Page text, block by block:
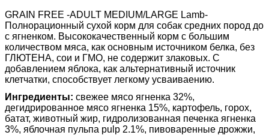
GRAIN FREE -ADULT MEDIUM/LARGE Lamb-
Полнорационный сухой корм для собак средних пород до
с ягненком. Высококачественный корм с большим
количеством мяса, как основным источником белка, без
ГЛЮТЕНА, сои и ГМО, не содержит злаковых. С
добавлением яблока, как альтернативный источник
клетчатки, способствует легкому усваиваению.
Ингредиенты: свежее мясо ягненка 32%,
дегидрированное мясо ягненка 15%, картофель, горох,
батат, животный жир, гидролизованная печенка ягненка
3%, яблочная пульпа pulp 2.1%, пивоваренные дрожжи,